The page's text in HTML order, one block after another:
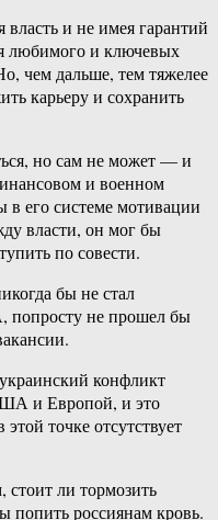
власть и не имея гарантий
любимого и ключевых
чем дальше, тем тяжелее
карьеру и сохранить
но сам не может — и
и военном
в его системе мотивации
власти, он мог бы
по совести.
бы не стал
попросту не прошел бы
конфликт
и Европой, и это
точке отсутствует
стоит ли тормозить
попить россиянам кровь.